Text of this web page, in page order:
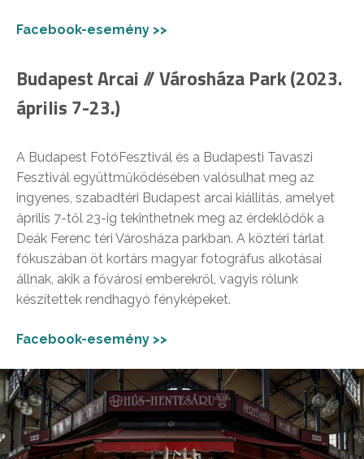
Facebook-esemény >>
Budapest Arcai // Városháza Park (2023.
április 7-23.)
A Budapest FotóFesztivál és a Budapesti Tavaszi
Fesztivál együttműködésében valósulhat meg az
ingyenes, szabadtéri Budapest arcai kiállítás, amelyet
április 7-től 23-ig tekinthetnek meg az érdeklődők a
Deák Ferenc téri Városháza parkban. A köztéri tárlat
fókuszában öt kortárs magyar fotográfus alkotásai
állnak, akik a fővárosi emberekről, vagyis rólunk
készítettek rendhagyó fényképeket.
Facebook-esemény >>